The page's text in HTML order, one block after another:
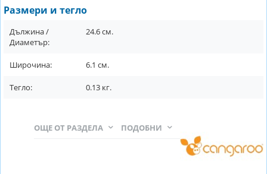
Размери и тегло
Дължина /
Диаметър:
24.6см.
Широчина: 6.1 см.
Тегло: 0.13 кг.
ПОДОБНИ
ОЩЕ ОТ РАЗДЕЛА